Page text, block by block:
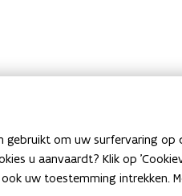
gebruikt om uw surfervaring op
u aanvaardt? Klik op
uw toestemming intrekken.